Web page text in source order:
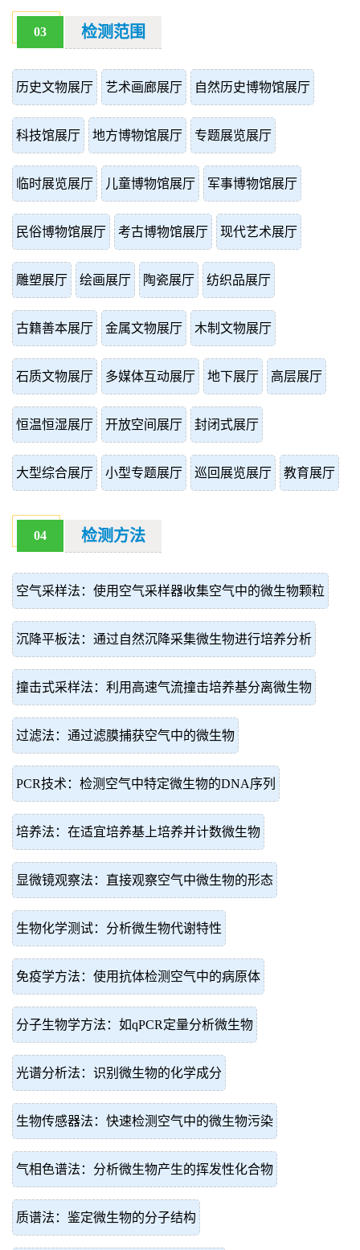
03 检测范围
历史文物展厅 艺术画廊展厅 自然历史博物馆展厅
科技馆展厅 地方博物馆展厅 专题展览展厅
临时展览展厅 儿童博物馆展厅 军事博物馆展厅
民俗博物馆展厅 考古博物馆展厅 现代艺术展厅
雕塑展厅 绘画展厅 陶瓷展厅 纺织品展厅
古籍善本展厅 金属文物展厅 木制文物展厅
石质文物展厅 多媒体互动展厅 地下展厅 高层展厅
恒温恒湿展厅 开放空间展厅 封闭式展厅
大型综合展厅 小型专题展厅 巡回展览展厅 教育展厅
04 检测方法
空气采样法：使用空气采样器收集空气中的微生物颗粒
沉降平板法：通过自然沉降采集微生物进行培养分析
撞击式采样法：利用高速气流撞击培养基分离微生物
过滤法：通过滤膜捕获空气中的微生物
PCR技术：检测空气中特定微生物的DNA序列
培养法：在适宜培养基上培养并计数微生物
显微镜观察法：直接观察空气中微生物的形态
生物化学测试：分析微生物代谢特性
免疫学方法：使用抗体检测空气中的病原体
分子生物学方法：如qPCR定量分析微生物
光谱分析法：识别微生物的化学成分
生物传感器法：快速检测空气中的微生物污染
气相色谱法：分析微生物产生的挥发性化合物
质谱法：鉴定微生物的分子结构